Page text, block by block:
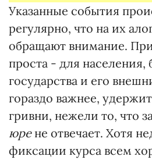
Указанные события
регулярно, что на их
обращают внимание.
проста - для населения,
государства и его
гораздо важнее,
гривни, нежели то, что
юрене отвечает. Хотя
фиксации курса всем